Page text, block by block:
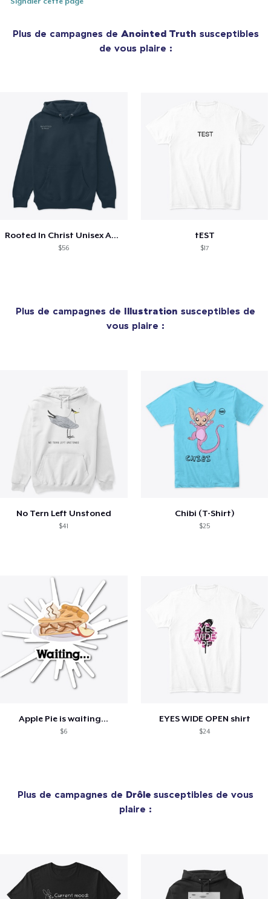
Plus de campagnes de Anointed Truth susceptibles
de vous plaire :
Rooted In Christ Unisex Attire
$56
tEST
$17
Plus de campagnes de Illustration susceptibles de
vous plaire :
No Tern Left Unstoned
$41
Chibi (T-Shirt)
$25
Apple Pie is waiting...
$6
EYES WIDE OPEN shirt
$24
Plus de campagnes de Drôle susceptibles de vous
plaire :